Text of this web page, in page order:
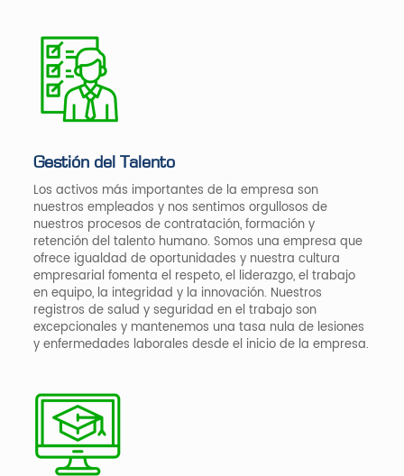
Gestión del Talento
Los activos más importantes de la empresa son
nuestros empleados y nos sentimos orgullosos de
nuestros procesos de contratación, formación y
retención del talento humano. Somos una empresa que
ofrece igualdad de oportunidades y nuestra cultura
empresarial fomenta el respeto, el liderazgo, el trabajo
en equipo, la integridad y la innovación. Nuestros
registros de salud y seguridad en el trabajo son
excepcionales y mantenemos una tasa nula de lesiones
y enfermedades laborales desde el inicio de la empresa.